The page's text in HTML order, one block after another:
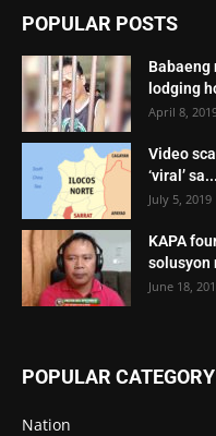
POPULAR POSTS
Babaeng
lodging
April 8,
Video
‘viral’ sa...
July 5,
KAPA
solusyon
June 18,
POPULAR CATEGORY
Nation